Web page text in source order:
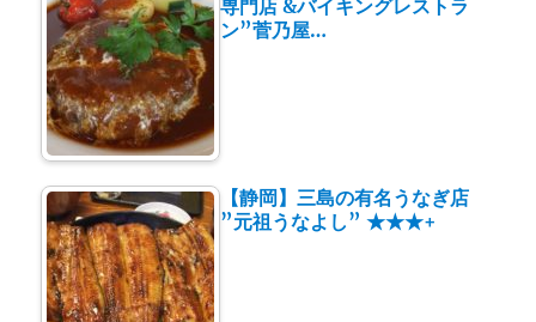
専門店 &バイキングレストラ
ン”菅乃屋…
【静岡】三島の有名うなぎ店
”元祖うなよし” ★★★+